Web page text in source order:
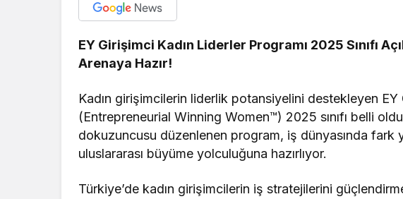
EY Girişimci Kadın Liderler Programı 2025 Sınıfı
Arenaya Hazır!
Kadın girişimcilerin liderlik potansiyelini destekleyen EY
(Entrepreneurial Winning Women™) 2025 sınıfı belli
dokuzuncusu düzenlenen program, iş dünyasında fark
uluslararası büyüme yolculuğuna hazırlıyor.
Türkiye’de kadın girişimcilerin iş stratejilerini